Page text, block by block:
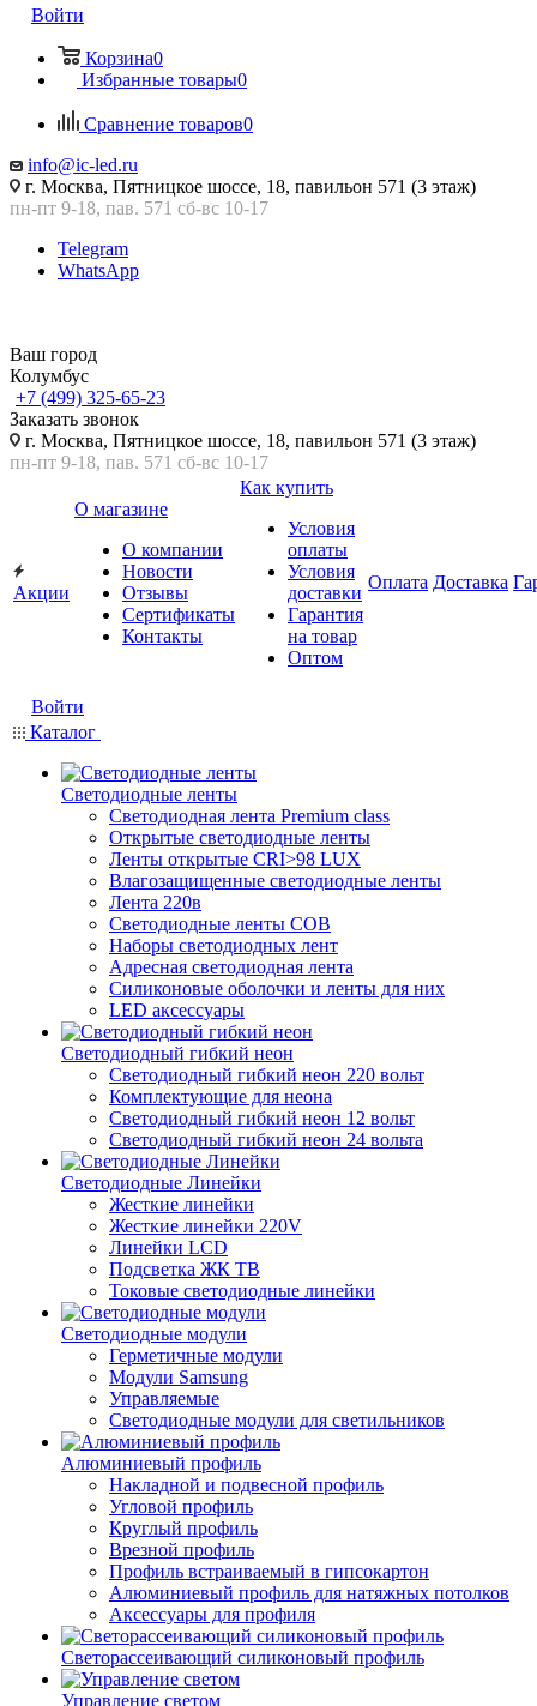
Войти
Корзина0
Избранные товары0
Сравнение товаров0
info@ic-led.ru
г. Москва, Пятницкое шоссе, 18, павильон 571 (3 этаж)
пн-пт 9-18, пав. 571 сб-вс 10-17
Telegram
WhatsApp
Ваш город
Колумбус
+7 (499) 325-65-23
Заказать звонок
г. Москва, Пятницкое шоссе, 18, павильон 571 (3 этаж)
пн-пт 9-18, пав. 571 сб-вс 10-17
Акции
О магазине
О компании
Новости
Отзывы
Сертификаты
Контакты
Как купить
Условия
оплаты
Условия
доставки
Гарантия
на товар
Оптом
Оплата Доставка
Войти
Каталог
Светодиодные ленты
Светодиодная лента Premium class
Открытые светодиодные ленты
Ленты открытые CRI>98 LUX
Влагозащищенные светодиодные ленты
Лента 220в
Светодиодные ленты COB
Наборы светодиодных лент
Адресная светодиодная лента
Силиконовые оболочки и ленты для них
LED аксессуары
Светодиодный гибкий неон
Светодиодный гибкий неон 220 вольт
Комплектующие для неона
Светодиодный гибкий неон 12 вольт
Светодиодный гибкий неон 24 вольта
Светодиодные Линейки
Жесткие линейки
Жесткие линейки 220V
Линейки LCD
Подсветка ЖК ТВ
Токовые светодиодные линейки
Светодиодные модули
Герметичные модули
Модули Samsung
Управляемые
Светодиодные модули для светильников
Алюминиевый профиль
Накладной и подвесной профиль
Угловой профиль
Круглый профиль
Врезной профиль
Профиль встраиваемый в гипсокартон
Алюминиевый профиль для натяжных потолков
Аксессуары для профиля
Светорассеивающий силиконовый профиль
Управление светом